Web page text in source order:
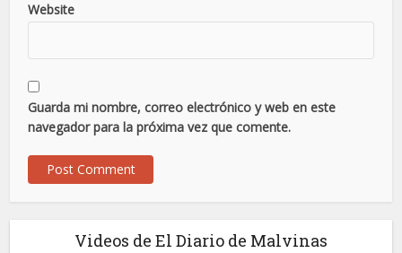
Website
Guarda mi nombre, correo electrónico y web en este
navegador para la próxima vez que comente.
Videos de El Diario de Malvinas